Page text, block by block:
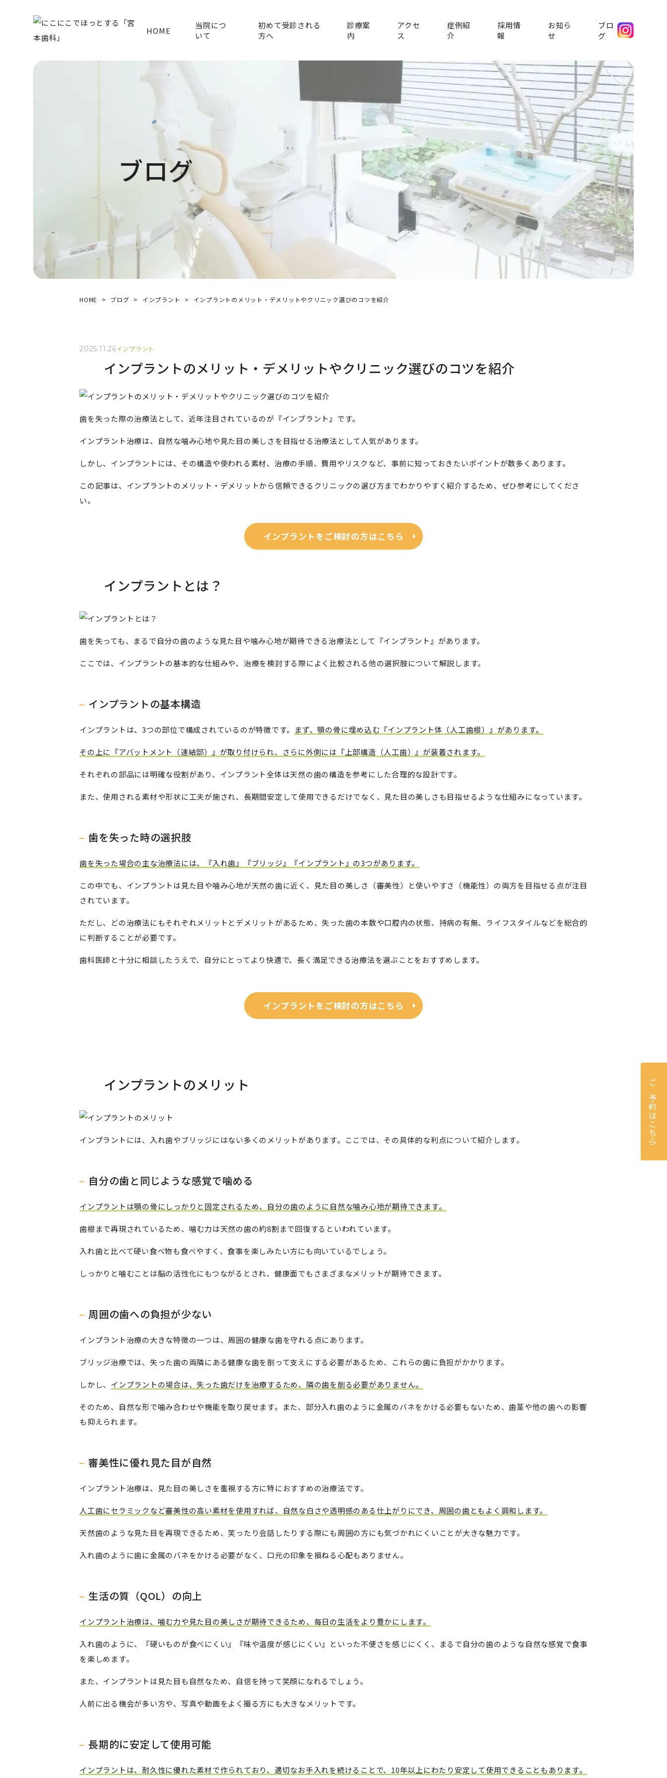
HOME
当院につ
いて
初めて受診される
方へ
診療案
内
アクセ
ス
症例紹
介
採用情
報
お知ら
せ
ブロ
グ
ご予約はこちら
ブログ
HOME ブログ インプラント インプラントのメリット・デメリットやクリニック選びのコツを紹介
2025.11.26インプラント
インプラントのメリット・デメリットやクリニック選びのコツを紹介
歯を失った際の治療法として、近年注目されているのが『インプラント』です。
インプラント治療は、自然な噛み心地や見た目の美しさを目指せる治療法として人気があります。
しかし、インプラントには、その構造や使われる素材、治療の手順、費用やリスクなど、事前に知っておきたいポイントが数多くあります。
この記事は、インプラントのメリット・デメリットから信頼できるクリニックの選び方までわかりやすく紹介するため、ぜひ参考にしてくださ
い。
インプラントをご検討の方はこちら
インプラントとは？
歯を失っても、まるで自分の歯のような見た目や噛み心地が期待できる治療法として『インプラント』があります。
ここでは、インプラントの基本的な仕組みや、治療を検討する際によく比較される他の選択肢について解説します。
インプラントの基本構造
インプラントは、3つの部位で構成されているのが特徴です。 まず、顎の骨に埋め込む『インプラント体（人工歯根）』があります。
その上に『アバットメント（連結部）』が取り付けられ、さらに外側には『上部構造（人工歯）』が装着されます。
それぞれの部品には明確な役割があり、インプラント全体は天然の歯の構造を参考にした合理的な設計です。
また、使用される素材や形状に工夫が施され、長期間安定して使用できるだけでなく、見た目の美しさも目指せるような仕組みになっています。
歯を失った時の選択肢
歯を失った場合の主な治療法には、『入れ歯』『ブリッジ』『インプラント』の3つがあります。
この中でも、インプラントは見た目や噛み心地が天然の歯に近く、見た目の美しさ（審美性）と使いやすさ（機能性）の両方を目指せる点が注目
されています。
ただし、どの治療法にもそれぞれメリットとデメリットがあるため、失った歯の本数や口腔内の状態、持病の有無、ライフスタイルなどを総合的
に判断することが必要です。
歯科医師と十分に相談したうえで、自分にとってより快適で、長く満足できる治療法を選ぶことをおすすめします。
インプラントをご検討の方はこちら
インプラントのメリット
インプラントには、入れ歯やブリッジにはない多くのメリットがあります。ここでは、その具体的な利点について紹介します。
自分の歯と同じような感覚で噛める
インプラントは顎の骨にしっかりと固定されるため、自分の歯のように自然な噛み心地が期待できます。
歯根まで再現されているため、噛む力は天然の歯の約8割まで回復するといわれています。
入れ歯と比べて硬い食べ物も食べやすく、食事を楽しみたい方にも向いているでしょう。
しっかりと噛むことは脳の活性化にもつながるとされ、健康面でもさまざまなメリットが期待できます。
周囲の歯への負担が少ない
インプラント治療の大きな特徴の一つは、周囲の健康な歯を守れる点にあります。
ブリッジ治療では、失った歯の両隣にある健康な歯を削って支えにする必要があるため、これらの歯に負担がかかります。
しかし、 インプラントの場合は、失った歯だけを治療するため、隣の歯を削る必要がありません。
そのため、自然な形で噛み合わせや機能を取り戻せます。また、部分入れ歯のように金属のバネをかける必要もないため、歯茎や他の歯への影響
も抑えられます。
審美性に優れ見た目が自然
インプラント治療は、見た目の美しさを重視する方に特におすすめの治療法です。
人工歯にセラミックなど審美性の高い素材を使用すれば、自然な白さや透明感のある仕上がりにでき、周囲の歯ともよく調和します。
天然歯のような見た目を再現できるため、笑ったり会話したりする際にも周囲の方にも気づかれにくいことが大きな魅力です。
入れ歯のように歯に金属のバネをかける必要がなく、口元の印象を損ねる心配もありません。
生活の質（QOL）の向上
インプラント治療は、噛む力や見た目の美しさが期待できるため、毎日の生活をより豊かにします。
入れ歯のように、『硬いものが食べにくい』『味や温度が感じにくい』といった不便さを感じにくく、まるで自分の歯のような自然な感覚で食事
を楽しめます。
また、インプラントは見た目も自然なため、自信を持って笑顔になれるでしょう。
人前に出る機会が多い方や、写真や動画をよく撮る方にも大きなメリットです。
長期的に安定して使用可能
インプラントは、耐久性に優れた素材で作られており、適切なお手入れを続けることで、10年以上にわたり安定して使用できることもあります。